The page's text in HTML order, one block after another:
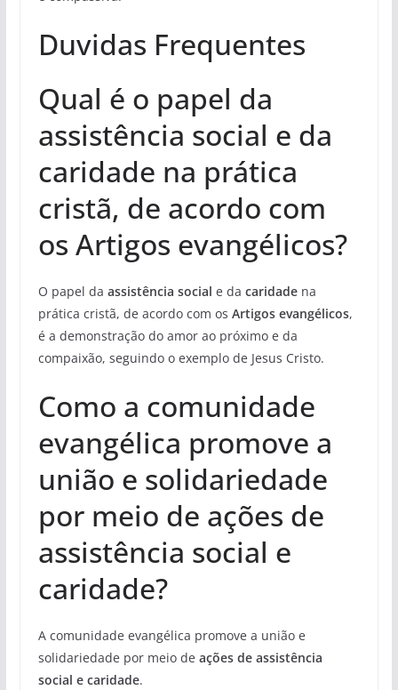
Duvidas Frequentes
Qual é o papel da
assistência social e da
caridade na prática
cristã, de acordo com
os Artigos evangélicos?
O papel da assistência social e da caridadena
prática cristã, de acordo com os Artigos evangélicos,
é a demonstração do amor ao próximo e da
compaixão, seguindo o exemplo de Jesus Cristo.
Como a comunidade
evangélica promove a
união e solidariedade
por meio de ações de
assistência social e
caridade?
A comunidade evangélica promove a união e
solidariedade por meio de ações de assistência
social e caridade.